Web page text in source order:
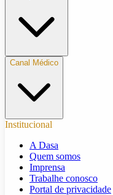
Canal Médico
Institucional
A Dasa
Quem somos
Imprensa
Trabalhe conosco
Portal de privacidade